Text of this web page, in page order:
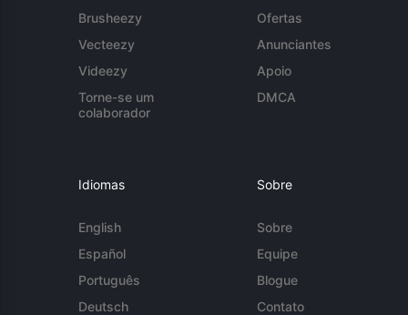
Brusheezy
Vecteezy
Videezy
Torne-se um
colaborador
Ofertas
Anunciantes
Apoio
DMCA
Idiomas
English
Español
Português
Deutsch
Sobre
Sobre
Equipe
Blogue
Contato